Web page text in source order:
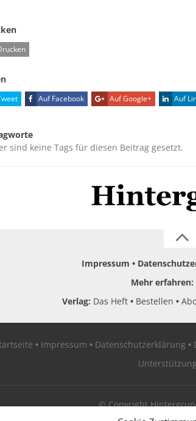
Auf Facebook Auf Google+ Auf
sind keine Tags für diesen Beitrag gesetzt.
Impressum
Mehr erfahren:
Verlag: Das Heft Bestellen
Impressum Datenschutzerklärung
Unterstützung
© Copyright